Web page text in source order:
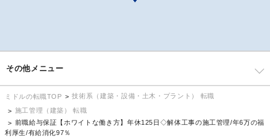
その他メニュー
ミドルの転職TOP
技術系（建築・設備・土木・プラント） 転職
施工管理（建築） 転職
前職給与保証【ホワイトな働き方】年休125日◇解体工事の施工管理/年6万の福
利厚生/有給消化97％